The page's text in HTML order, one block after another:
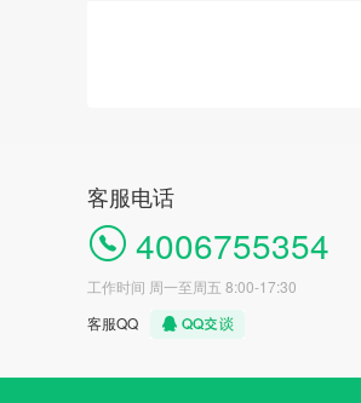
客服电话
4006755354
工作时间 周一至周五 8:00-17:30
客服QQ